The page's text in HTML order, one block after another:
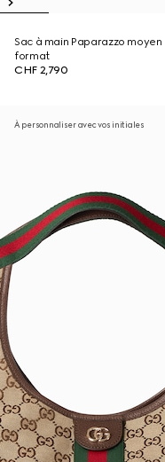
Sac à main Paparazzo moyen
format
CHF 2,790
À personnaliser avec vos initiales